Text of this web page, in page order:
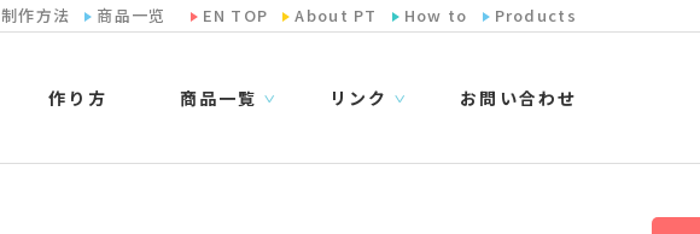
制作方法 商品一览 EN TOP About PT How to Products
作り方 商品一覧 ∨ リンク ∨ お問い合わせ